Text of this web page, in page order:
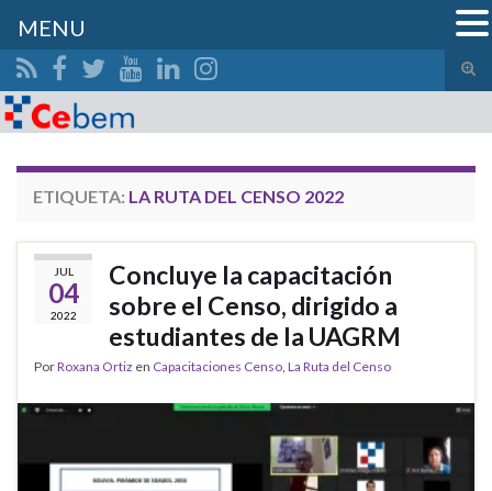
el
Search for:
ETIQUETA: LA RUTA DEL CENSO 2022
JUL
04
2022
Concluye la capacitación
sobre el Censo, dirigido a
estudiantes de la UAGRM
PorRoxana Ortiz en Capacitaciones Censo, La Ruta del Censo
MENU